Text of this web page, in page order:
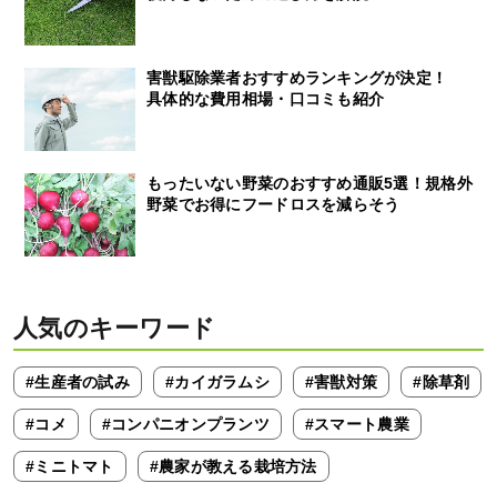
害獣駆除業者おすすめランキングが決定！
具体的な費用相場・口コミも紹介
もったいない野菜のおすすめ通販5選！規格外
野菜でお得にフードロスを減らそう
人気のキーワード
#生産者の試み #カイガラムシ #害獣対策 #除草剤
#コメ #コンパニオンプランツ #スマート農業
#ミニトマト #農家が教える栽培方法